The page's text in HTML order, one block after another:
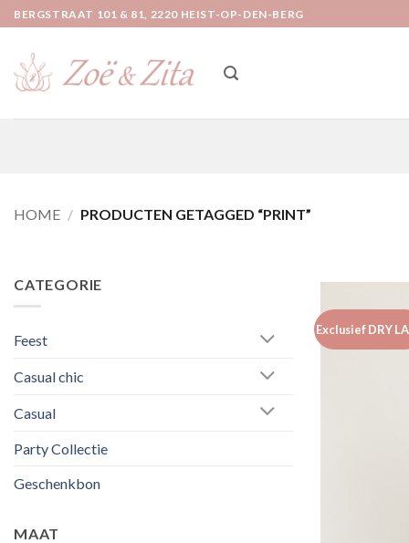
Ga
naar
inhoud
BERGSTRAAT 101 & 81, 2220 HEIST-OP-DEN-BERG
HOME / PRODUCTEN GETAGGED “PRINT”
CATEGORIE
Feest
Casual chic
Casual
Party Collectie
Geschenkbon
MAAT
Exclusief DRY